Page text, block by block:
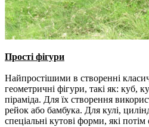
Прості фігури
Найпростішими в створенні
геометричні фігури, такі як: куб,
піраміда. Для їх створення
рейок або бамбука. Для кулі,
спеціальні кутові форми, які